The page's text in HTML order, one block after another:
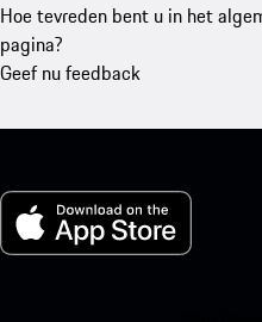
Hoe tevreden bent u in het
pagina?
Geef nu feedback